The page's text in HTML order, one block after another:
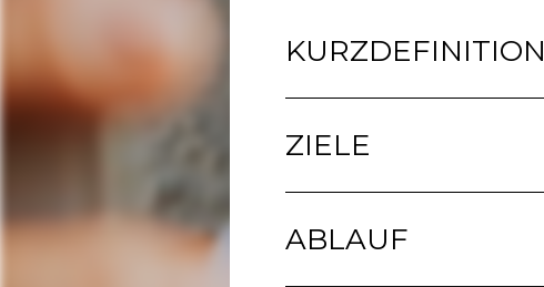
KURZDEFINITION
ZIELE
ABLAUF